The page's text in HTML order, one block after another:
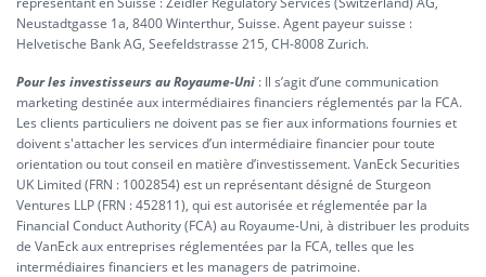
Neustadtgasse 1a, 8400 Winterthur, Suisse. Agent payeur suisse :
Helvetische Bank AG, Seefeldstrasse 215, CH-8008 Zurich.
Pour les investisseurs au Royaume-Uni : Il s’agit d’une communication
marketing destinée aux intermédiaires financiers réglementés par la FCA.
Les clients particuliers ne doivent pas se fier aux informations fournies et
doivent s'attacher les services d’un intermédiaire financier pour toute
orientation ou tout conseil en matière d’investissement. VanEck Securities
UK Limited (FRN : 1002854) est un représentant désigné de Sturgeon
Ventures LLP (FRN : 452811), qui est autorisée et réglementée par la
Financial Conduct Authority (FCA) au Royaume-Uni, à distribuer les produits
de VanEck aux entreprises réglementées par la FCA, telles que les
intermédiaires financiers et les managers de patrimoine.